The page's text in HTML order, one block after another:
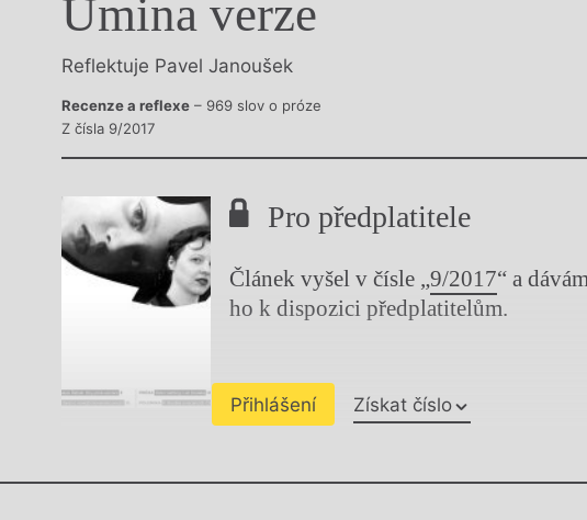
Výroční cenyUmina verze
Reflektuje Pavel Janoušek
Recenze a reflexe – 969 slov o próze
Z čísla 9/2017
Pro předplatitele
Článek vyšel v čísle „9/2017“ a
ho k dispozici předplatitelům.
Přihlášení Získat číslo
Chviličku.